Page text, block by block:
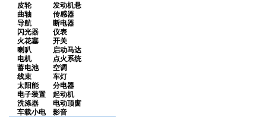
皮轮
发动机悬
曲轴
传感器
导航
断电器
闪光器
仪表
火花塞
开关
喇叭
启动马达
电机
点火系统
蓄电池
空调
线束
车灯
太阳能
分电器
电子装置
起动机
洗涤器
电动顶窗
车载小电
影音